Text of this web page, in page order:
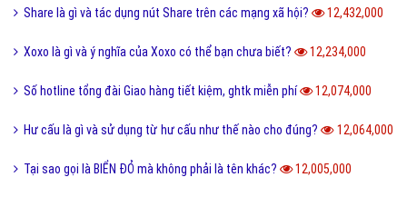
Share là gì và tác dụng nút Share trên các mạng xã hội? 12,432,000
Xoxo là gì và ý nghĩa của Xoxo có thể bạn chưa biết? 12,234,000
Số hotline tổng đài Giao hàng tiết kiệm, ghtk miễn phí 12,074,000
Hư cấu là gì và sử dụng từ hư cấu như thế nào cho đúng? 12,064,000
Tại sao gọi là BIỂN ĐỎ mà không phải là tên khác? 12,005,000